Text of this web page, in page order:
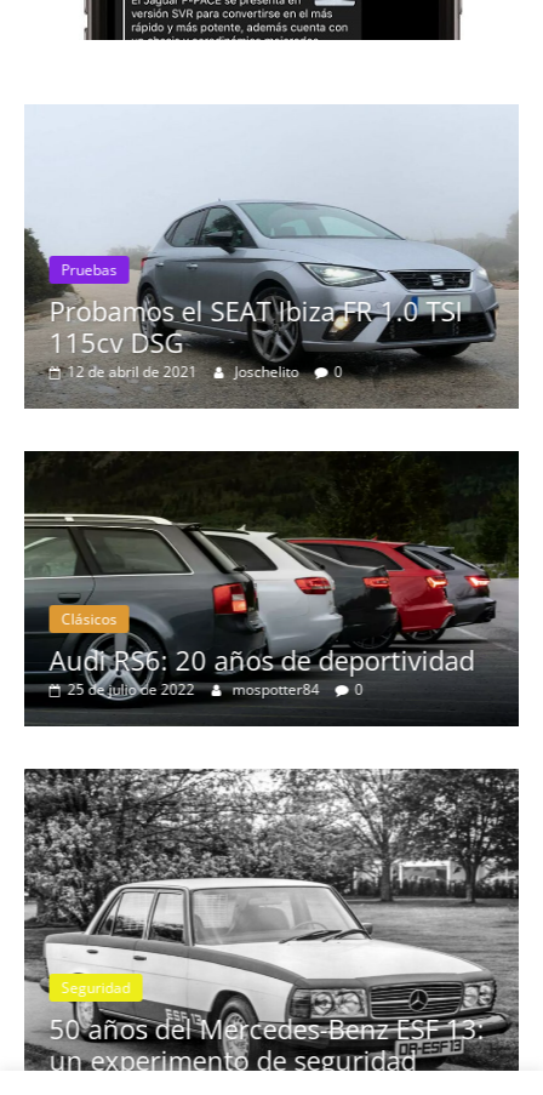
Pruebas
Probamos el SEAT Ibiza FR 1.0 TSI
115cv DSG
12 de abril de 2021 Joschelito 0
Clásicos
Audi RS6: 20 años de deportividad
25 de julio de 2022 mospotter84 0
Seguridad
50 años del Mercedes-Benz ESF 13:
un experimento de seguridad